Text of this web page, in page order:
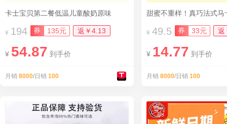
卡士宝贝第二餐低温儿童酸奶原味
¥ 194 券 135元 返￥4.13
¥ 54.87 到手价
月销 8000/日销 100
甜蜜不重样！真巧法式马
¥ 49.5 券 33元 返
¥ 14.77 到手价
月销 8000/日销 100